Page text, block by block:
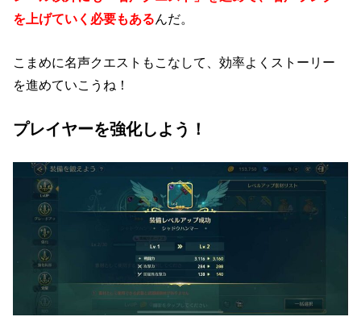
を上げていく必要もあるんだ。
こまめに名声クエストもこなして、効率よくストーリー
を進めていこうね！
プレイヤーを強化しよう！